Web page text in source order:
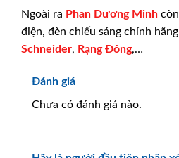
Ngoài ra Phan Dương Minh
điện, đèn chiếu sáng chính hãng
Schneider, Rạng Đông,…
Đánh giá
Chưa có đánh giá nào.